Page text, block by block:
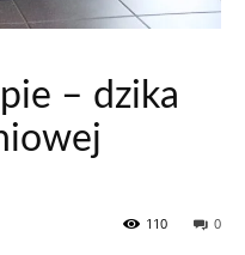
– dzika
0
110